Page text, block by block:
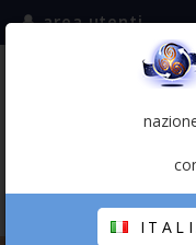
(italiano)
area utenti